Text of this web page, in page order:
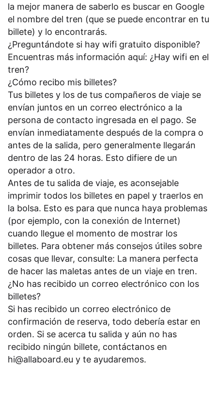
la mejor manera de saberlo es buscar en Google
el nombre del tren (que se puede encontrar en tu
billete) y lo encontrarás.
¿Preguntándote si hay wifi gratuito disponible?
Encuentras más información aquí: ¿Hay wifi en el
tren?
¿Cómo recibo mis billetes?
Tus billetes y los de tus compañeros de viaje se
envían juntos en un correo electrónico a la
persona de contacto ingresada en el pago. Se
envían inmediatamente después de la compra o
antes de la salida, pero generalmente llegarán
dentro de las 24 horas. Esto difiere de un
operador a otro.
Antes de tu salida de viaje, es aconsejable
imprimir todos los billetes en papel y traerlos en
la bolsa. Esto es para que nunca haya problemas
(por ejemplo, con la conexión de Internet)
cuando llegue el momento de mostrar los
billetes. Para obtener más consejos útiles sobre
cosas que llevar, consulte: La manera perfecta
de hacer las maletas antes de un viaje en tren.
¿No has recibido un correo electrónico con los
billetes?
Si has recibido un correo electrónico de
confirmación de reserva, todo debería estar en
orden. Si se acerca tu salida y aún no has
recibido ningún billete, contáctanos en
hi@allaboard.eu y te ayudaremos.